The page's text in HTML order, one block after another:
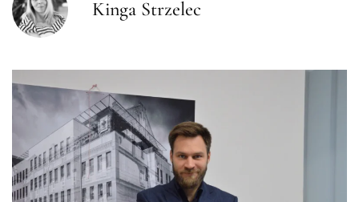
Kinga Strzelec